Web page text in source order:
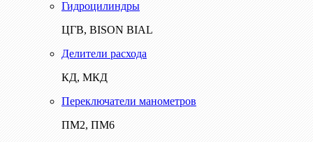
Гидроцилиндры
ЦГВ, BISON BIAL
Делители расхода
КД, МКД
Переключатели манометров
ПМ2, ПМ6